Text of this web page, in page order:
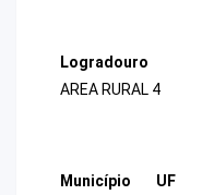
Logradouro
AREA RURAL 4
Município
UF